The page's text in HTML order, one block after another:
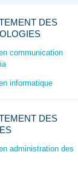
DES
communication
informatique
DES
administration des